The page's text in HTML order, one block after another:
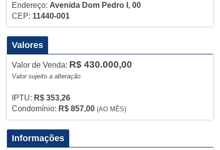
Endereço: Avenida Dom Pedro I, 00
CEP: 11440-001
Valores
Valor de Venda: R$ 430.000,00
Valor sujeito a alteração
IPTU: R$ 353,26
Condomínio: R$ 857,00 (AO MÊS)
Informações